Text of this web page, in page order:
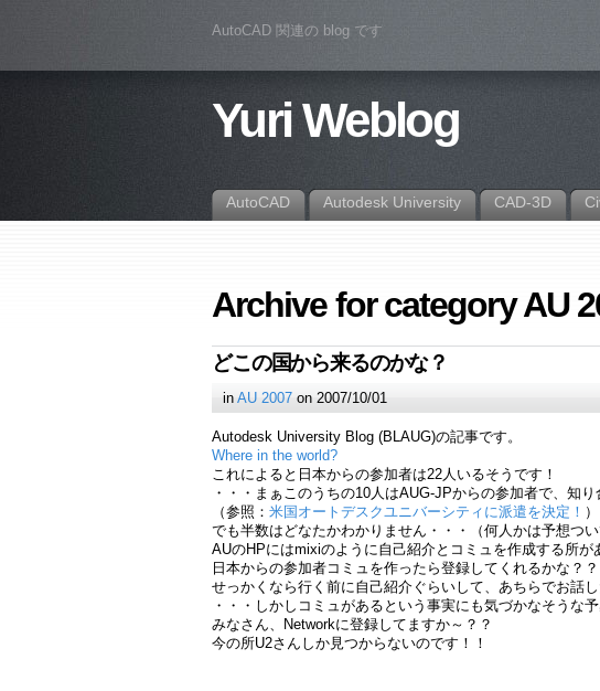
AutoCAD 関連の blog です
Yuri Weblog
AutoCAD Autodesk University CAD-3D
Archive for category AU
どこの国から来るのかな？
inAU 2007 on 2007/10/01
Autodesk University Blog (BLAUG)の記事です。
Where in the world?
これによると日本からの参加者は22人いるそうです！
・・・まぁこのうちの10人はAUG-JPからの参加者で、知り
（参照： 米国オートデスクユニバーシティに派遣を決定！ ）
でも半数はどなたかわかりません・・・（何人かは予想つい
AUのHPにはmixiのように自己紹介とコミュを作成する所が
日本からの参加者コミュを作ったら登録してくれるかな？？
せっかくなら行く前に自己紹介ぐらいして、あちらでお話
・・・しかしコミュがあるという事実にも気づかなそうな予
みなさん、Networkに登録してますか～？？
今の所U2さんしか見つからないのです！！